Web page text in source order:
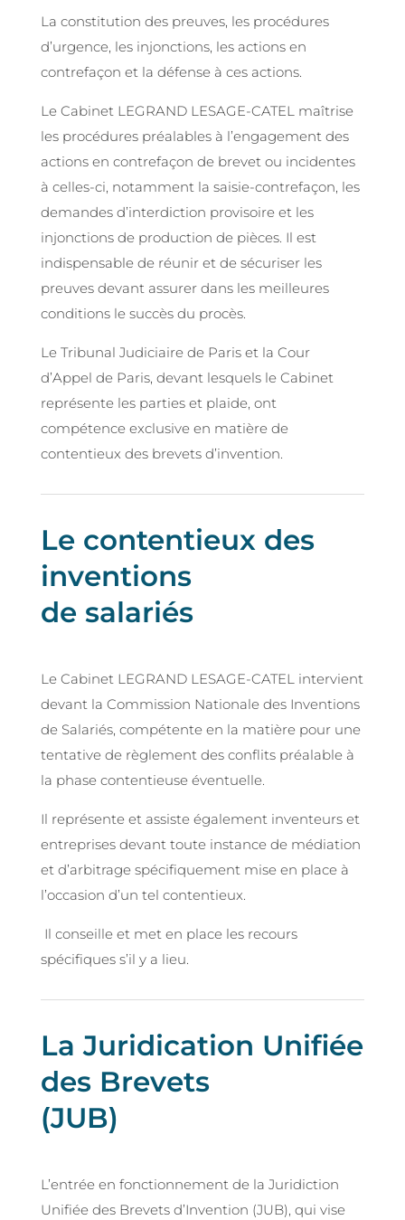
La constitution des preuves, les procédures
d’urgence, les injonctions, les actions en
contrefaçon et la défense à ces actions.
Le Cabinet LEGRAND LESAGE-CATEL maîtrise
les procédures préalables à l’engagement des
actions en contrefaçon de brevet ou incidentes
à celles-ci, notamment la saisie-contrefaçon, les
demandes d’interdiction provisoire et les
injonctions de production de pièces. Il est
indispensable de réunir et de sécuriser les
preuves devant assurer dans les meilleures
conditions le succès du procès.
Le Tribunal Judiciaire de Paris et la Cour
d’Appel de Paris, devant lesquels le Cabinet
représente les parties et plaide, ont
compétence exclusive en matière de
contentieux des brevets d’invention.
Le contentieux des
inventions
de salariés
Le Cabinet LEGRAND LESAGE-CATEL intervient
devant la Commission Nationale des Inventions
de Salariés, compétente en la matière pour une
tentative de règlement des conflits préalable à
la phase contentieuse éventuelle.
Il représente et assiste également inventeurs et
entreprises devant toute instance de médiation
et d’arbitrage spécifiquement mise en place à
l’occasion d’un tel contentieux.
Il conseille et met en place les recours
spécifiques s’il y a lieu.
La Juridication Unifiée
des Brevets
(JUB)
L’entrée en fonctionnement de la Juridiction
Unifiée des Brevets d’Invention (JUB), qui vise